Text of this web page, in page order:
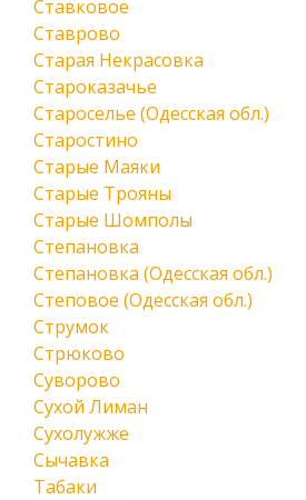
Ставковое
Ставрово
Старая Некрасовка
Староказачье
Староселье (Одесская обл.)
Старостино
Старые Маяки
Старые Трояны
Старые Шомполы
Степановка
Степановка (Одесская обл.)
Степовое (Одесская обл.)
Струмок
Стрюково
Суворово
Сухой Лиман
Сухолужже
Сычавка
Табаки